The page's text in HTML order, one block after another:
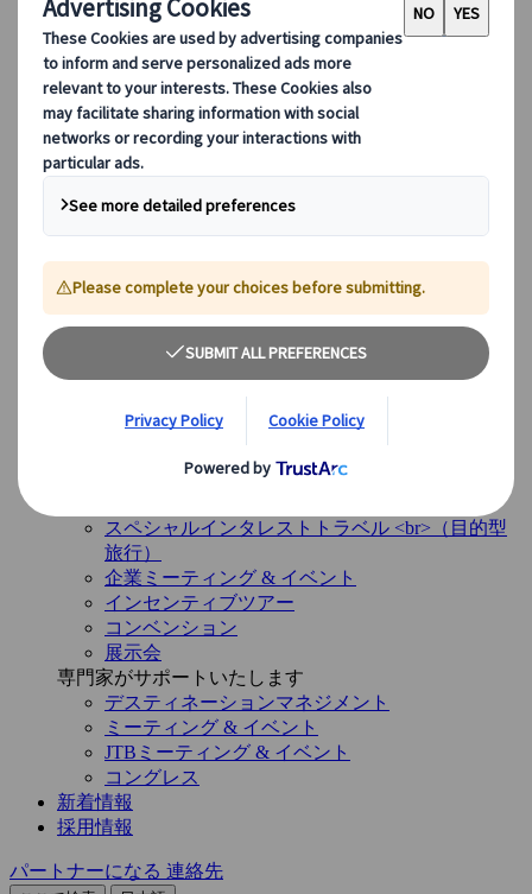
すべてのデスティネーションを見る
人気デスティネーション
スイス
フランス
イタリア
スペイン
イギリス
日本
アメリカ
カナダ
オーストラリア
サービス
多様なサービスと専門チームが、お客様の旅のすべて
の段階をサポートします。
スペシャルインタレストトラベル <br>（目的型
旅行）
企業ミーティング & イベント
インセンティブツアー
コンベンション
展示会
専門家がサポートいたします
デスティネーションマネジメント
ミーティング & イベント
JTBミーティング & イベント
コングレス
新着情報
採用情報
パートナーになる 連絡先